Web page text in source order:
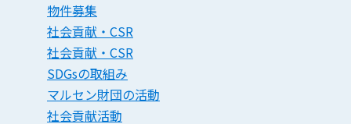
物件募集
社会貢献・CSR
社会貢献・CSR
SDGsの取組み
マルセン財団の活動
社会貢献活動